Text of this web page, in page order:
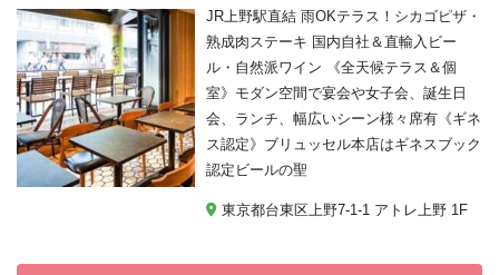
JR上野駅直結 雨OKテラス！シカゴピザ・
熟成肉ステーキ 国内自社＆直輸入ビー
ル・自然派ワイン 《全天候テラス＆個
室》モダン空間で宴会や女子会、誕生日
会、ランチ、幅広いシーン様々席有《ギネ
ス認定》ブリュッセル本店はギネスブック
認定ビールの聖
東京都台東区上野7-1-1 アトレ上野 1F